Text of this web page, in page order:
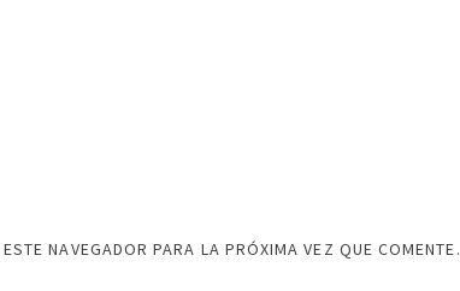
NAVEGADOR PARA LA PRÓXIMA VEZ QUE COMENTE.